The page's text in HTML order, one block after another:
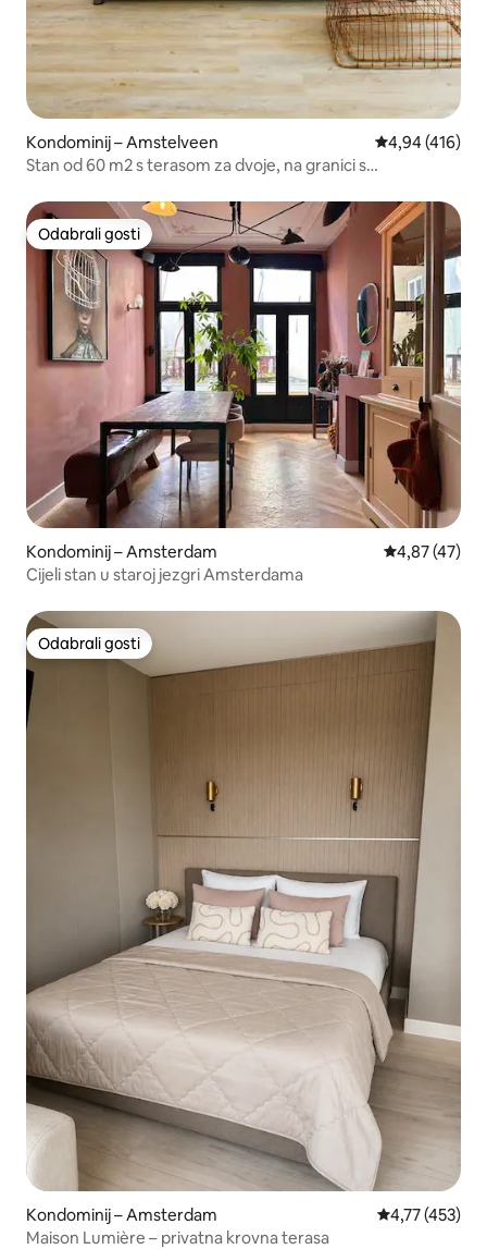
Kondominij – Amstelveen Prosječna
4,94 (416)
Stan od 60 m2 s terasom za dvoje, na granici s
Odabrali gosti
Odabrali gosti
Kondominij – Amsterdam Prosječna
4,87 (47)
Cijeli stan u staroj jezgri Amsterdama
Odabrali gosti
Odabrali gosti
Kondominij – Amsterdam Prosječna
4,77 (453)
Maison Lumière – privatna krovna terasa